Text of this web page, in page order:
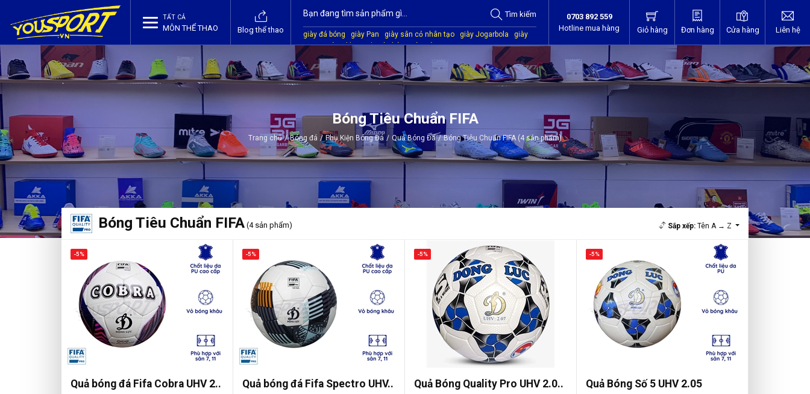
TẤT CẢ
MÔN THỂ THAO Blog thể thao
Tìm kiếm
giày đá bóng giày Pan giày sân cỏ nhân tạo giày Jogarbola
giày
Mitre
giày Akka quần áo bóng đá giày Kamito
0703 892 559
Hotline mua hàng
Giỏ hàng Đơn hàng Cửa hàng Liên hệ
Bóng Tiêu Chuẩn FIFA
Trang chủ / Bóng đá / Phụ Kiện Bóng Đá / Quả Bóng Đá / Bóng Tiêu Chuẩn FIFA (4 sản phẩm)
Bóng Tiêu Chuẩn FIFA(4 sản phẩm) Sắp xếp:Tên A → Z
Quả bóng đá Fifa Cobra UHV 2..
-5%
Quả bóng đá Fifa Spectro UHV..
-5%
Quả Bóng Quality Pro UHV 2.0..
-5%
Quả Bóng Số 5 UHV 2.05
-5%